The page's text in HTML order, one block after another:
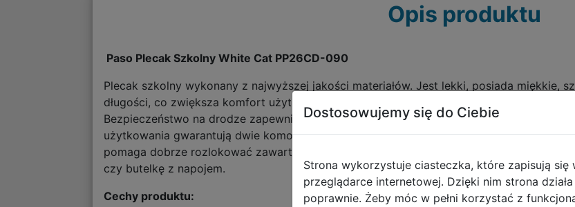
Opis produktu
Paso Plecak Szkolny White Cat PP26CD-090
Plecak szkolny wykonany z najwyższej jakości materiałów. Jest lekki, posiada miękkie,
długości, co zwiększa komfort użytkowania. Usztywniane dno oraz plecy stanowią
Bezpieczeństwo na drodze zapewniają liczne elementy odblaskowe, które stanowią
użytkowania gwarantują dwie komory główne, kieszeń na froncie oraz dwie kieszenie
pomaga dobrze rozlokować zawartość i utrzymać porządek w plecaku. Boczna
czy butelkę z napojem.
Cechy produktu:
Dostosowujemy się do Ciebie
Strona wykorzystuje ciasteczka, które zapisują się
przeglądarce internetowej. Dzięki nim strona działa
poprawnie. Żeby móc w pełni korzystać z